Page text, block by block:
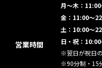
営業時間
月～木：
金：11:00～
土：10:00～
日・祝：
※翌日が祝日
※90分制・15